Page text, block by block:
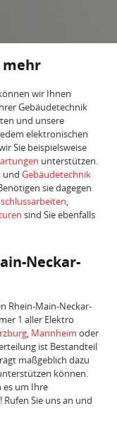
mehr
wir Ihnen
Gebäudetechnik
und unsere
elektronischen
Sie beispielsweise
unterstützen.
und Gebäudetechnik
sie dagegen
sind Sie ebenfalls
Neckar-
Rhein-Main-Neckar-
1 aller Elektro
, Mannheim oder
ist Bestandteil
maßgeblich dazu
können.
es um Ihre
Sie uns an und